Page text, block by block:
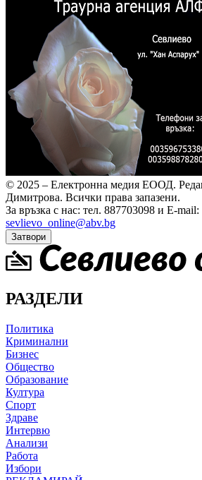
© 2025 – Електронна медия ЕООД.
Димитрова. Всички права запазени.
За връзка с нас: тел. 887703098 и E-mail:
sevlievo_online@abv.bg
Затвори
РАЗДЕЛИ
Политика
Криминални
Бизнес
Общество
Образование
Култура
Спорт
Здраве
Интервю
Анализи
Работа
Избори